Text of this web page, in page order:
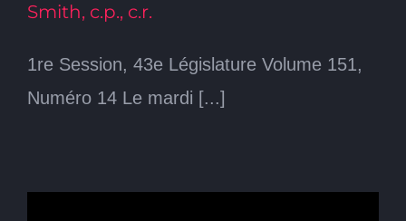
Smith, c.p., c.r.
1re Session, 43e Législature Volume 151,
Numéro 14 Le mardi [...]